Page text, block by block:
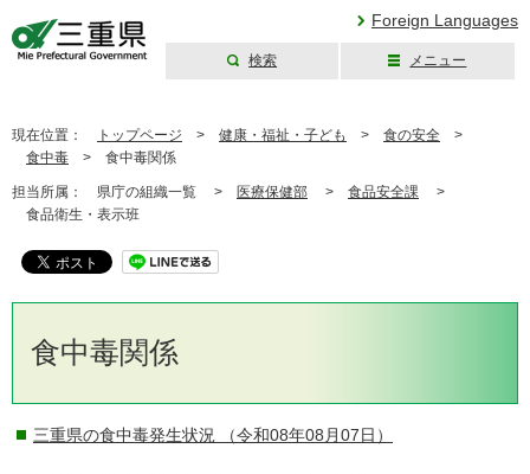
Foreign Languages
検索 メニュー
現在位置： トップページ > 健康・福祉・子ども > 食の安全 >
食中毒 > 食中毒関係
担当所属： 県庁の組織一覧 > 医療保健部 > 食品安全課 >
食品衛生・表示班
食中毒関係
三重県の食中毒発生状況 （令和08年08月07日）